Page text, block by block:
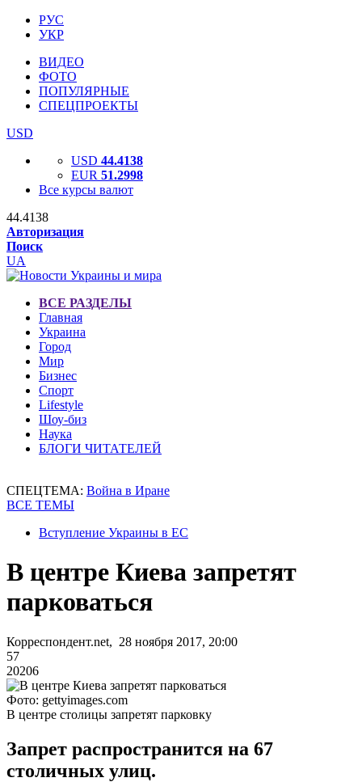
РУС
УКР
ВИДЕО
ФОТО
ПОПУЛЯРНЫЕ
СПЕЦПРОЕКТЫ
USD
USD 44.4138
EUR 51.2998
Все курсы валют
44.4138
Авторизация
Поиск
UA
ВСЕ РАЗДЕЛЫ
Главная
Украина
Город
Мир
Бизнес
Спорт
Lifestyle
Шоу-биз
Наука
БЛОГИ ЧИТАТЕЛЕЙ
СПЕЦТЕМА: Война в Иране
ВСЕ ТЕМЫ
Вступление Украины в ЕС
В центре Киева запретят
парковаться
Корреспондент.net, 28 ноября 2017, 20:00
57
20206
Фото: gettyimages.com
В центре столицы запретят парковку
Запрет распространится на 67
столичных улиц.